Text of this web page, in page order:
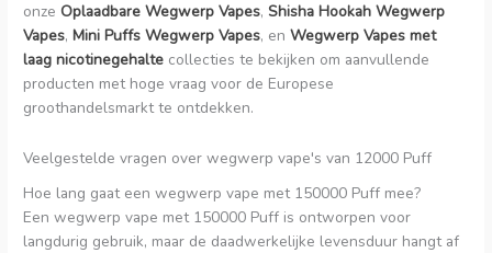
onzeOplaadbare Wegwerp Vapes,Shisha Hookah Wegwerp
Vapes,Mini Puffs Wegwerp Vapes, enWegwerp Vapes met
laag nicotinegehalte collecties te bekijken om aanvullende
producten met hoge vraag voor de Europese
groothandelsmarkt te ontdekken.
Veelgestelde vragen over wegwerp vape's van 12000 Puff
Hoe lang gaat een wegwerp vape met 150000 Puff mee?
Een wegwerp vape met 150000 Puff is ontworpen voor
langdurig gebruik, maar de daadwerkelijke levensduur hangt af